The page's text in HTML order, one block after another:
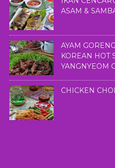
ASAM &
AYAM
KOREAN HOT
YANGNYEOM
CHICKEN